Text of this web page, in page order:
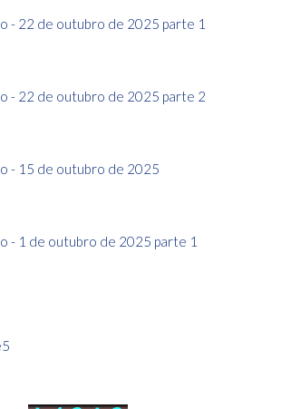
- 22 de outubro de 2025 parte 1
- 22 de outubro de 2025 parte 2
- 15 de outubro de 2025
- 1 de outubro de 2025 parte 1